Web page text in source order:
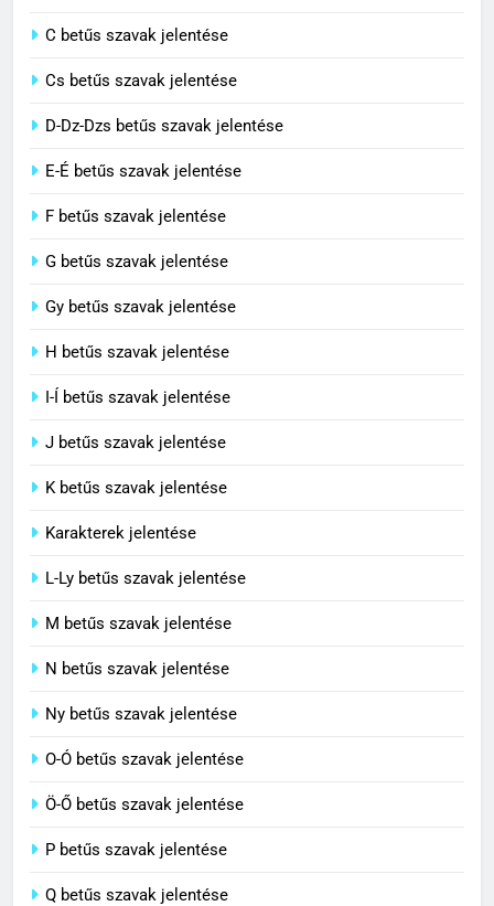
C BETŰS SZAVAK JELENTÉSE
3
4
Contemporary jelentése
5
Célkitűzés jelentése
C BETŰS SZAVAK JELENTÉSE
C BETŰS SZAVAK JELENTÉSE
8
Centenárium jelentése
C betűs szavak jelentése
Cs betűs szavak jelentése
D-Dz-Dzs betűs szavak jelentése
E-É betűs szavak jelentése
F betűs szavak jelentése
G betűs szavak jelentése
Gy betűs szavak jelentése
H betűs szavak jelentése
I-Í betűs szavak jelentése
J betűs szavak jelentése
K betűs szavak jelentése
Karakterek jelentése
L-Ly betűs szavak jelentése
M betűs szavak jelentése
N betűs szavak jelentése
Ny betűs szavak jelentése
O-Ó betűs szavak jelentése
Ö-Ő betűs szavak jelentése
P betűs szavak jelentése
Q betűs szavak jelentése